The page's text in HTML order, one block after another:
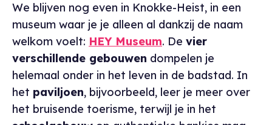
We blijven nog even in Knokke-Heist, in een
museum waar je je alleen al dankzij de naam
welkom voelt: HEY Museum. De vier
verschillende gebouwen dompelen je
helemaal onder in het leven in de badstad. In
het paviljoen, bijvoorbeeld, leer je meer over
het bruisende toerisme, terwijl je in het